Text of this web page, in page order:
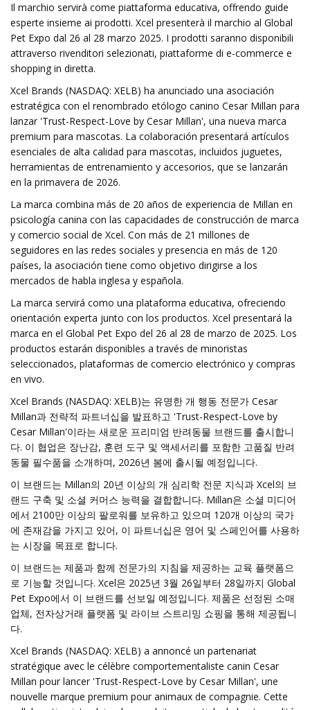
Il marchio servirà come piattaforma educativa, offrendo guide
esperte insieme ai prodotti. Xcel presenterà il marchio al Global
Pet Expo dal 26 al 28 marzo 2025. I prodotti saranno disponibili
attraverso rivenditori selezionati, piattaforme di e-commerce e
shopping in diretta.
Xcel Brands (NASDAQ: XELB) ha anunciado una asociación
estratégica con el renombrado etólogo canino Cesar Millan para
lanzar 'Trust-Respect-Love by Cesar Millan', una nueva marca
premium para mascotas. La colaboración presentará artículos
esenciales de alta calidad para mascotas, incluidos juguetes,
herramientas de entrenamiento y accesorios, que se lanzarán
en la primavera de 2026.
La marca combina más de 20 años de experiencia de Millan en
psicología canina con las capacidades de construcción de marca
y comercio social de Xcel. Con más de 21 millones de
seguidores en las redes sociales y presencia en más de 120
países, la asociación tiene como objetivo dirigirse a los
mercados de habla inglesa y española.
La marca servirá como una plataforma educativa, ofreciendo
orientación experta junto con los productos. Xcel presentará la
marca en el Global Pet Expo del 26 al 28 de marzo de 2025. Los
productos estarán disponibles a través de minoristas
seleccionados, plataformas de comercio electrónico y compras
en vivo.
Xcel Brands (NASDAQ: XELB)는 유명한 개 행동 전문가 Cesar
Millan과 전략적 파트너십을 발표하고 'Trust-Respect-Love by
Cesar Millan'이라는 새로운 프리미엄 반려동물 브랜드를 출시합니
다. 이 협업은 장난감, 훈련 도구 및 액세서리를 포함한 고품질 반려
동물 필수품을 소개하며, 2026년 봄에 출시될 예정입니다.
이 브랜드는 Millan의 20년 이상의 개 심리학 전문 지식과 Xcel의 브
랜드 구축 및 소셜 커머스 능력을 결합합니다. Millan은 소셜 미디어
에서 2100만 이상의 팔로워를 보유하고 있으며 120개 이상의 국가
에 존재감을 가지고 있어, 이 파트너십은 영어 및 스페인어를 사용하
는 시장을 목표로 합니다.
이 브랜드는 제품과 함께 전문가의 지침을 제공하는 교육 플랫폼으
로 기능할 것입니다. Xcel은 2025년 3월 26일부터 28일까지 Global
Pet Expo에서 이 브랜드를 선보일 예정입니다. 제품은 선정된 소매
업체, 전자상거래 플랫폼 및 라이브 스트리밍 쇼핑을 통해 제공됩니
다.
Xcel Brands (NASDAQ: XELB) a annoncé un partenariat
stratégique avec le célèbre comportementaliste canin Cesar
Millan pour lancer 'Trust-Respect-Love by Cesar Millan', une
nouvelle marque premium pour animaux de compagnie. Cette